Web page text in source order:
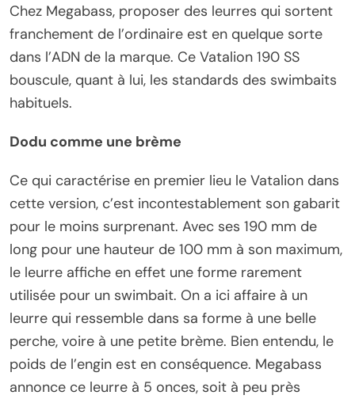
Chez Megabass, proposer des leurres qui sortent
franchement de l’ordinaire est en quelque sorte
dans l’ADN de la marque. Ce Vatalion 190 SS
bouscule, quant à lui, les standards des swimbaits
habituels.
Dodu comme une brème
Ce qui caractérise en premier lieu le Vatalion dans
cette version, c’est incontestablement son gabarit
pour le moins surprenant. Avec ses 190 mm de
long pour une hauteur de 100 mm à son maximum,
le leurre affiche en effet une forme rarement
utilisée pour un swimbait. On a ici affaire à un
leurre qui ressemble dans sa forme à une belle
perche, voire à une petite brème. Bien entendu, le
poids de l’engin est en conséquence. Megabass
annonce ce leurre à 5 onces, soit à peu près